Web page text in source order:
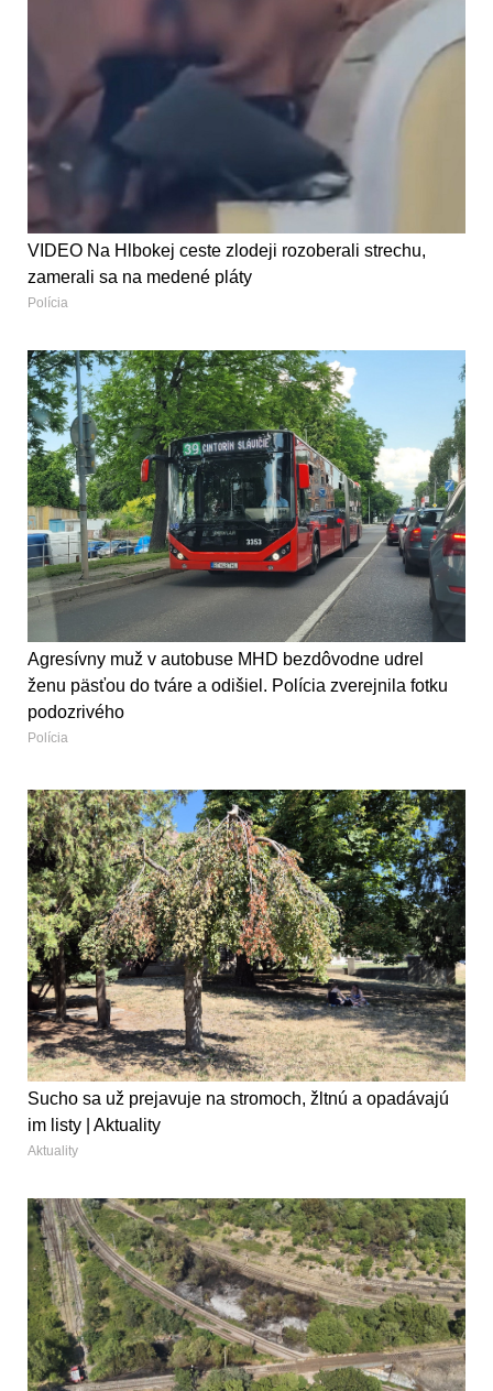
VIDEO Na Hlbokej ceste zlodeji rozoberali strechu,
zamerali sa na medené pláty
Polícia
Agresívny muž v autobuse MHD bezdôvodne udrel
ženu päsťou do tváre a odišiel. Polícia zverejnila fotku
podozrivého
Polícia
Sucho sa už prejavuje na stromoch, žltnú a opadávajú
im listy | Aktuality
Aktuality